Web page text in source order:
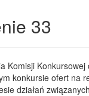
33
Komisji
konkursie ofert na
działań